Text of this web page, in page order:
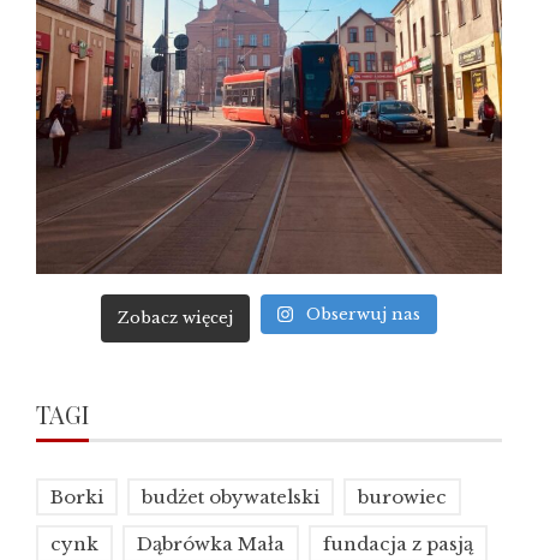
Zobacz więcej Obserwuj nas
TAGI
Borki budżet obywatelski burowiec
cynk Dąbrówka Mała fundacja z pasją